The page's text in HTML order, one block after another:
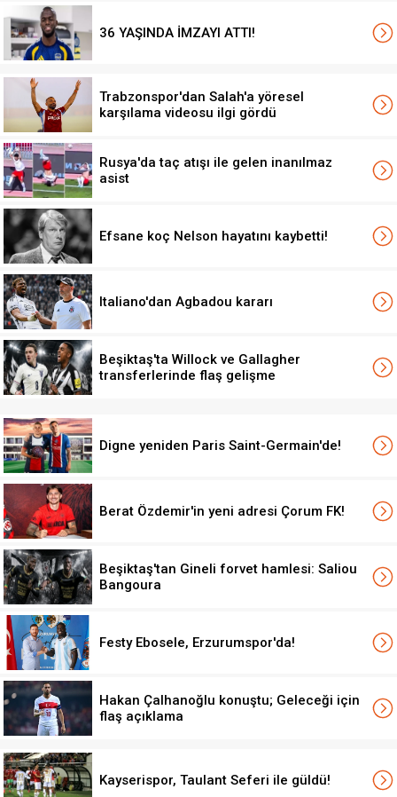
36 YAŞINDA İMZAYI ATTI!
Trabzonspor'dan Salah'a yöresel
karşılama videosu ilgi gördü
Rusya'da taç atışı ile gelen inanılmaz
asist
Efsane koç Nelson hayatını kaybetti!
Italiano'dan Agbadou kararı
Beşiktaş'ta Willock ve Gallagher
transferlerinde flaş gelişme
Digne yeniden Paris Saint-Germain'de!
Berat Özdemir'in yeni adresi Çorum FK!
Beşiktaş'tan Gineli forvet hamlesi: Saliou
Bangoura
Festy Ebosele, Erzurumspor'da!
Hakan Çalhanoğlu konuştu; Geleceği için
flaş açıklama
Kayserispor, Taulant Seferi ile güldü!